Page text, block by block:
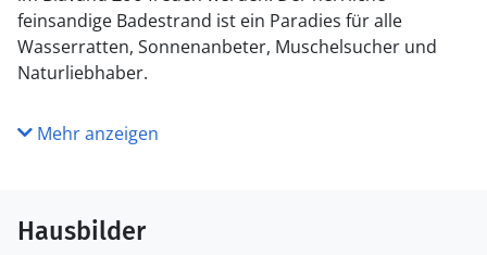
feinsandige Badestrand ist ein Paradies für alle
Wasserratten, Sonnenanbeter, Muschelsucher und
Naturliebhaber.
Mehr anzeigen
Hausbilder